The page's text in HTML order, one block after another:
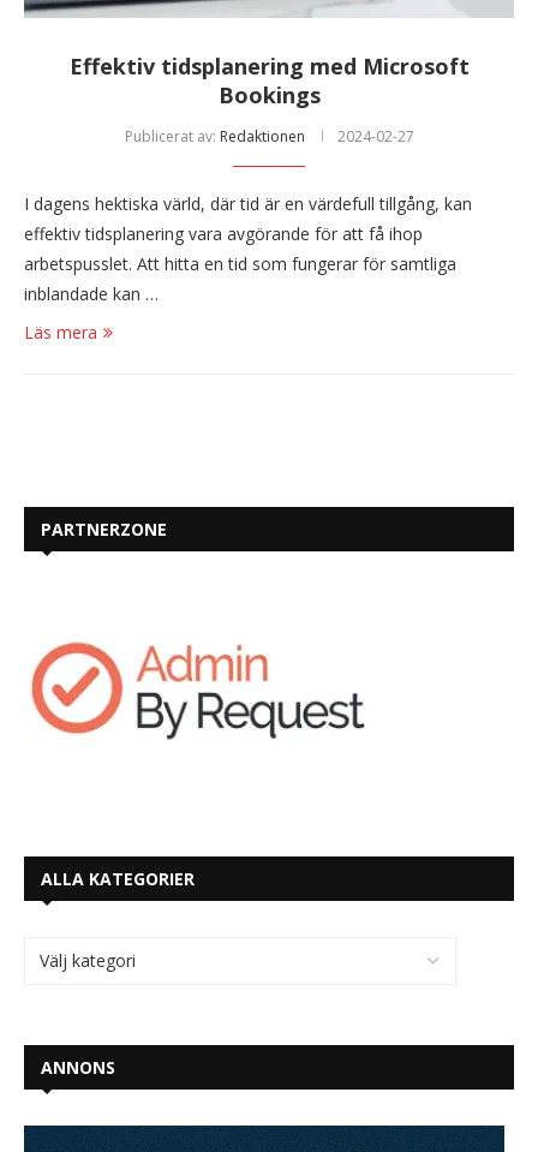
Effektiv tidsplanering med Microsoft
Bookings
Publicerat av: Redaktionen 2024-02-27
I dagens hektiska värld, där tid är en värdefull tillgång, kan
effektiv tidsplanering vara avgörande för att få ihop
arbetspusslet. Att hitta en tid som fungerar för samtliga
inblandade kan …
Läs mera
PARTNERZONE
ALLA KATEGORIER
ANNONS